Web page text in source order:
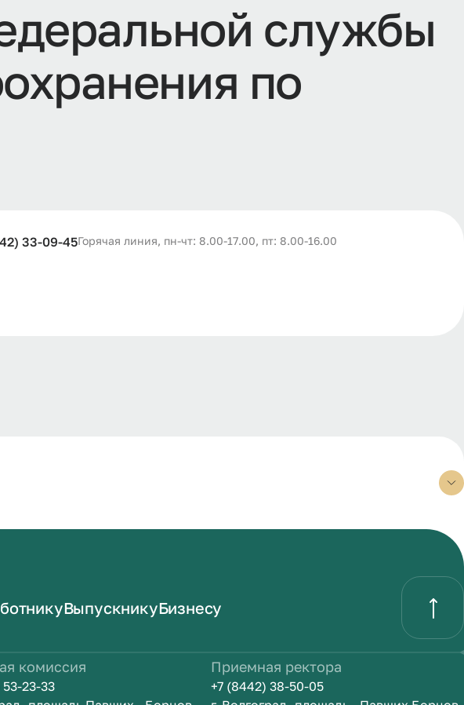
деральной службы
охранения по
33-09-45Горячая линия, пн-чт: 8.00-17.00, пт: 8.00-16.00
ВыпускникуБизнесу
комиссия
23-33
Приемная ректора
+7 (8442) 38-50-05